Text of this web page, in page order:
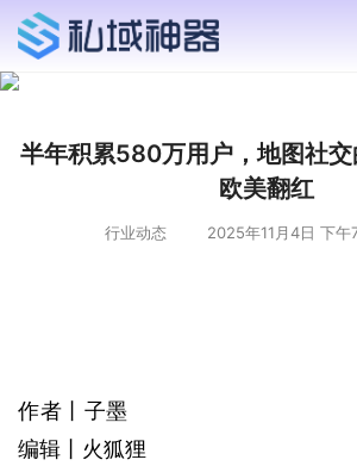
半年积累580万用户，地图社交
欧美翻红
行业动态 2025年11月4日 下午
作者丨子墨
编辑丨火狐狸